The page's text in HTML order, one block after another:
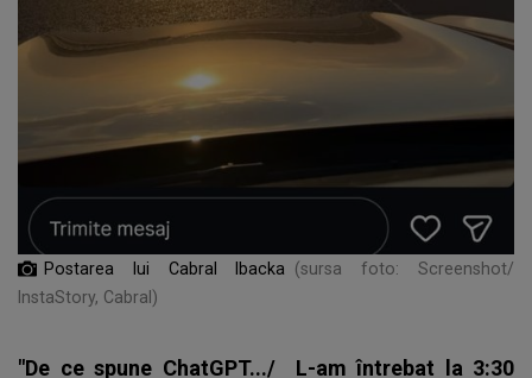
Postarea lui Cabral Ibacka
(sursa foto: Screenshot/
InstaStory, Cabral)
"De ce spune ChatGPT.../ L-am întrebat la 3:30